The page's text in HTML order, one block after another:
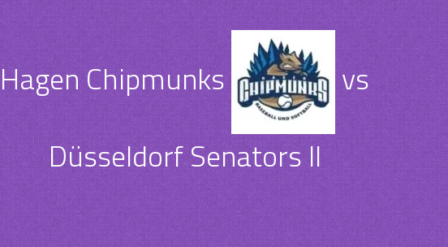
Hagen Chipmunks
vs
Düsseldorf Senators II